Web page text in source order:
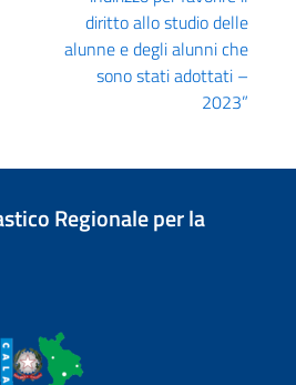
diritto allo studio delle
alunne e degli alunni che
sono stati adottati –
2023”
Regionale per la